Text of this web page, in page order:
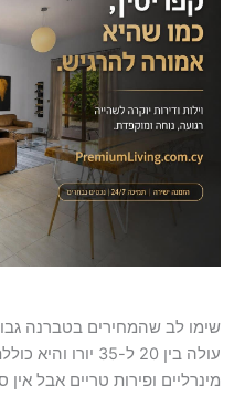
שימו לב שהמחירים בטברנה
עולה בין 20 ל-35
מינרליים ופירות טריים אבל